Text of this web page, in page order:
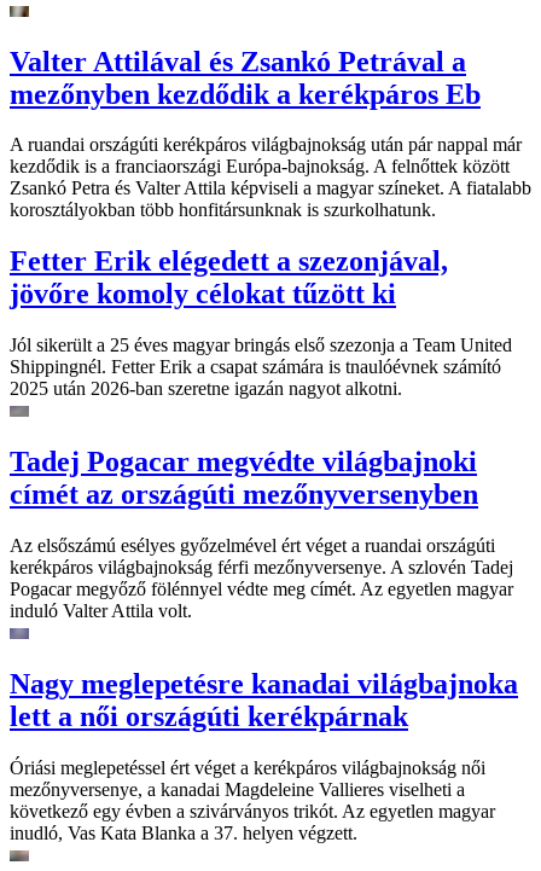
Valter Attilával és Zsankó Petrával a
mezőnyben kezdődik a kerékpáros Eb
A ruandai országúti kerékpáros világbajnokság után pár nappal már
kezdődik is a franciaországi Európa-bajnokság. A felnőttek között
Zsankó Petra és Valter Attila képviseli a magyar színeket. A fiatalabb
korosztályokban több honfitársunknak is szurkolhatunk.
Fetter Erik elégedett a szezonjával,
jövőre komoly célokat tűzött ki
Jól sikerült a 25 éves magyar bringás első szezonja a Team United
Shippingnél. Fetter Erik a csapat számára is tnaulóévnek számító
2025 után 2026-ban szeretne igazán nagyot alkotni.
Tadej Pogacar megvédte világbajnoki
címét az országúti mezőnyversenyben
Az elsőszámú esélyes győzelmével ért véget a ruandai országúti
kerékpáros világbajnokság férfi mezőnyversenye. A szlovén Tadej
Pogacar megyőző fölénnyel védte meg címét. Az egyetlen magyar
induló Valter Attila volt.
Nagy meglepetésre kanadai világbajnoka
lett a női országúti kerékpárnak
Óriási meglepetéssel ért véget a kerékpáros világbajnokság női
mezőnyversenye, a kanadai Magdeleine Vallieres viselheti a
következő egy évben a szivárványos trikót. Az egyetlen magyar
inudló, Vas Kata Blanka a 37. helyen végzett.